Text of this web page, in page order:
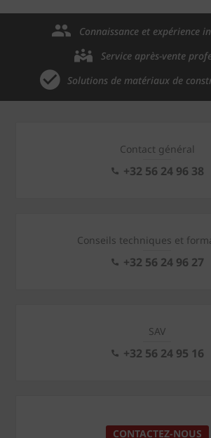
Connaissance et expérience
Service après-vente
Solutions de matériaux de
Contact général
+32 56 24 96 38
Conseils techniques et
+32 56 24 96 27
SAV
+32 56 24 95 16
CONTACTEZ-NOUS